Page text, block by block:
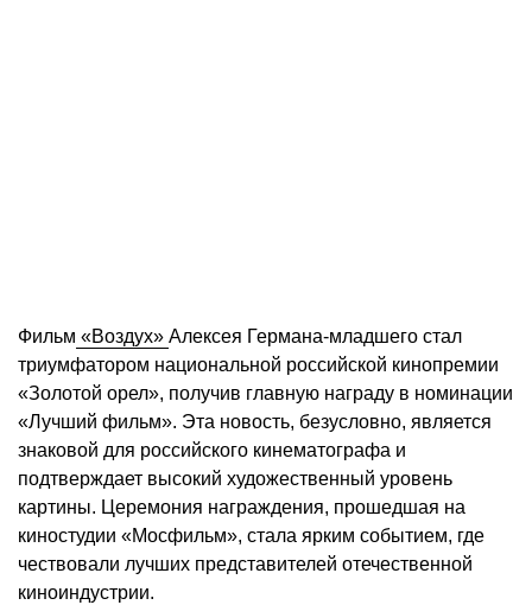
Фильм «Воздух» Алексея Германа-младшего стал
триумфатором национальной российской кинопремии
«Золотой орел», получив главную награду в номинации
«Лучший фильм». Эта новость, безусловно, является
знаковой для российского кинематографа и
подтверждает высокий художественный уровень
картины. Церемония награждения, прошедшая на
киностудии «Мосфильм», стала ярким событием, где
чествовали лучших представителей отечественной
киноиндустрии.